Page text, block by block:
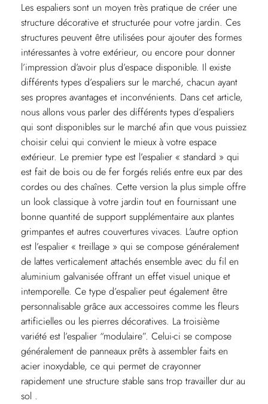
Les espaliers sont un moyen très pratique de créer une
structure décorative et structurée pour votre jardin. Ces
structures peuvent être utilisées pour ajouter des formes
intéressantes à votre extérieur, ou encore pour donner
l’impression d’avoir plus d’espace disponible. Il existe
différents types d’espaliers sur le marché, chacun ayant
ses propres avantages et inconvénients. Dans cet article,
nous allons vous parler des différents types d’espaliers
qui sont disponibles sur le marché afin que vous puissiez
choisir celui qui convient le mieux à votre espace
extérieur. Le premier type est l’espalier « standard » qui
est fait de bois ou de fer forgés reliés entre eux par des
cordes ou des chaînes. Cette version la plus simple offre
un look classique à votre jardin tout en fournissant une
bonne quantité de support supplémentaire aux plantes
grimpantes et autres couvertures vivaces. L’autre option
est l’espalier « treillage » qui se compose généralement
de lattes verticalement attachés ensemble avec du fil en
aluminium galvanisée offrant un effet visuel unique et
intemporelle. Ce type d’espalier peut également être
personnalisable grâce aux accessoires comme les fleurs
artificielles ou les pierres décoratives. La troisième
variété est l’espalier “modulaire”. Celui-ci se compose
généralement de panneaux prêts à assembler faits en
acier inoxydable, ce qui permet de crayonner
rapidement une structure stable sans trop travailler dur au
sol .